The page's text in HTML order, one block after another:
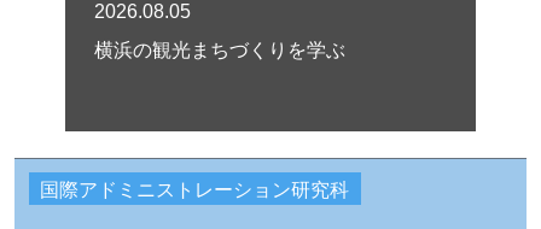
2026.08.05
横浜の観光まちづくりを学ぶ
国際アドミニストレーション研究科